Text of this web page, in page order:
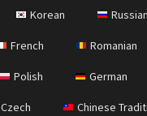
Korean Russian
French Romanian
Polish German
Czech Chinese